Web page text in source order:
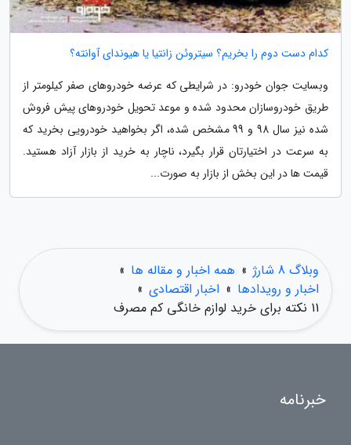
کدام دست دوم را بخریم؟ سیتروئن زانتیا یا هیوندای آوانته؟
وبسایت جوان خودرو: در شرایطی که عرضه خودروهای صفر کیلومتر از
طریق خودروسازان محدود شده و موعد تحویل خودروهای پیش فروش
شده نیز سال 98 و 99 مشخص شده، اگر بخواهید خودرویی بخرید که
به سرعت در اختیارتان قرار بگیرد، ناچار به خرید از بازار آزاد هستید.
قیمت ها در این بخش از بازار به صورت...
وبلاگ 8 شارژ » همه اخبار و مقاله ها »
اخبار و رویدادها » اخبار اقتصادی »
11 نکته برای خرید لوازم خانگی کم مصرف
خبرنامه